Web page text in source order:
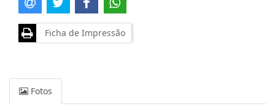
Ficha de Impressão
Fotos